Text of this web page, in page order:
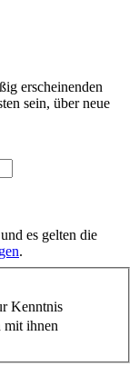
erscheinenden
sein, über neue
es gelten die
.
Kenntnis
mit ihnen